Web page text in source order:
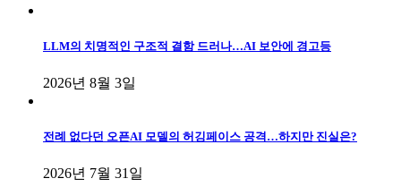
LLM의 치명적인 구조적 결함 드러나…AI 보안에 경고등
2026년 8월 3일
전례 없다던 오픈AI 모델의 허깅페이스 공격…하지만 진실은?
2026년 7월 31일